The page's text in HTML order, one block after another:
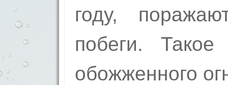
году,
побеги.
обожженного